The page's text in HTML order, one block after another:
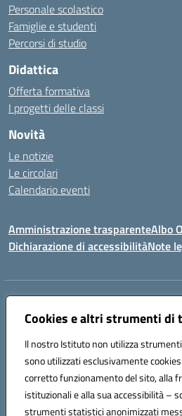
Cookies e altri strumenti di
Il nostro Istituto non utilizza
sono utilizzati esclusivamente
corretto funzionamento del sito, alla
istituzionali e alla sua accessibilità –
strumenti statistici anonimizzati
Personale scolastico
Famiglie e studenti
Percorsi di studio
Didattica
Offerta formativa
I progetti delle classi
Novità
Le notizie
Le circolari
Calendario eventi
Amministrazione trasparenteAlbo
Dichiarazione di accessibilitàNote
Indirizzo:
Centralino:+39 071 89 52 08 Email:
Codice fiscale: 93084540421
Codice meccanografico:
ANIC82000A
Codice unico di fatturazione (CUF): UFF6L6